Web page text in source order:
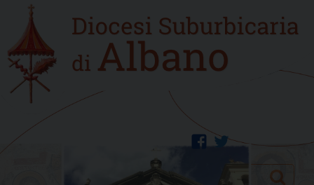
content
Home
new
twitter
facebook
Search